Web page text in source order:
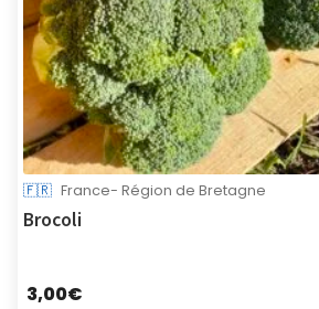
🇫🇷 France- Région de Bretagne
Brocoli
3,00€